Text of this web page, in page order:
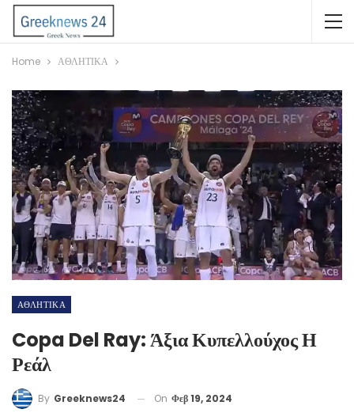
Home ΑΘΛΗΤΙΚΑ
ΑΘΛΗΤΙΚΑ
Copa Del Ray: Άξια Κυπελλούχος Η
Ρεάλ
By Greeknews24 On Φεβ 19, 2024